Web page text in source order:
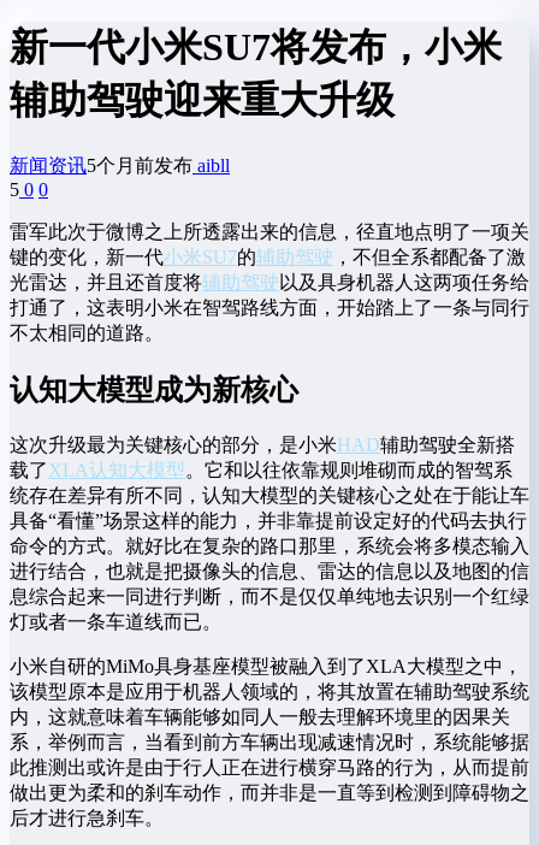
新一代小米SU7将发布，小米
辅助驾驶迎来重大升级
新闻资讯5个月前发布 aibll
5 0 0
雷军此次于微博之上所透露出来的信息，径直地点明了一项关
键的变化，新一代小米SU7的辅助驾驶 ，不但全系都配备了激
光雷达，并且还首度将辅助驾驶 以及具身机器人这两项任务给
打通了，这表明小米在智驾路线方面，开始踏上了一条与同行
不太相同的道路。
认知大模型成为新核心
这次升级最为关键核心的部分，是小米HAD辅助驾驶全新搭
载了XLA认知大模型 。它和以往依靠规则堆砌而成的智驾系
统存在差异有所不同，认知大模型的关键核心之处在于能让车
具备“看懂”场景这样的能力，并非靠提前设定好的代码去执行
命令的方式。就好比在复杂的路口那里，系统会将多模态输入
进行结合，也就是把摄像头的信息、雷达的信息以及地图的信
息综合起来一同进行判断，而不是仅仅单纯地去识别一个红绿
灯或者一条车道线而已。
小米自研的MiMo具身基座模型被融入到了XLA大模型之中，
该模型原本是应用于机器人领域的，将其放置在辅助驾驶系统
内，这就意味着车辆能够如同人一般去理解环境里的因果关
系，举例而言，当看到前方车辆出现减速情况时，系统能够据
此推测出或许是由于行人正在进行横穿马路的行为，从而提前
做出更为柔和的刹车动作，而并非是一直等到检测到障碍物之
后才进行急刹车。